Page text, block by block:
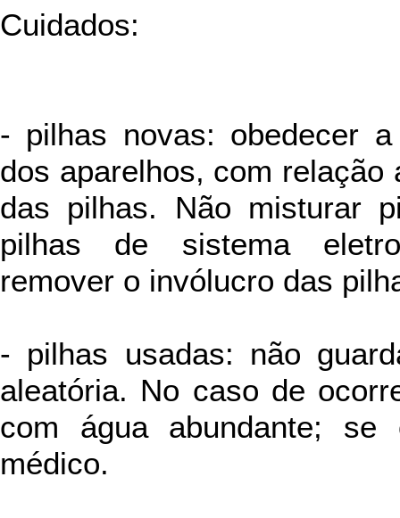
Cuidados:
- pilhas novas: obedecer
dos aparelhos, com
das pilhas. Não misturar
pilhas de sistema
remover o invólucro das
- pilhas usadas: não
aleatória. No caso de
com água abundante;
médico.